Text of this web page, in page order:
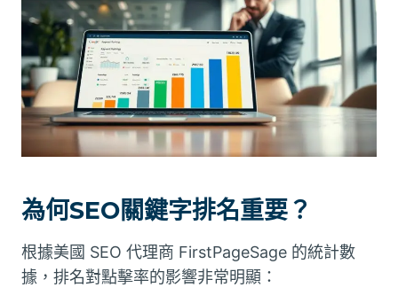
為何SEO關鍵字排名重要？
根據美國 SEO 代理商 FirstPageSage 的統計數
據，排名對點擊率的影響非常明顯：